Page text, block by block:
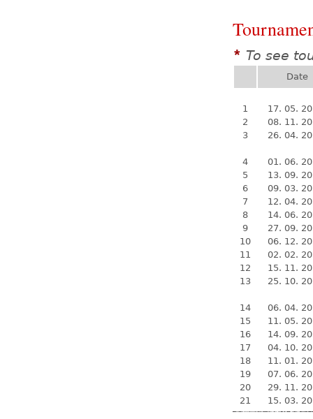
* To see
Date
1
17. 05.
2
08. 11.
3
26. 04.
4
01. 06.
5
13. 09.
6
09. 03.
7
12. 04.
8
14. 06.
9
27. 09.
10
06. 12.
11
02. 02.
12
15. 11.
13
25. 10.
14
06. 04.
15
11. 05.
16
14. 09.
17
04. 10.
18
11. 01.
19
07. 06.
20
29. 11.
21
15. 03.